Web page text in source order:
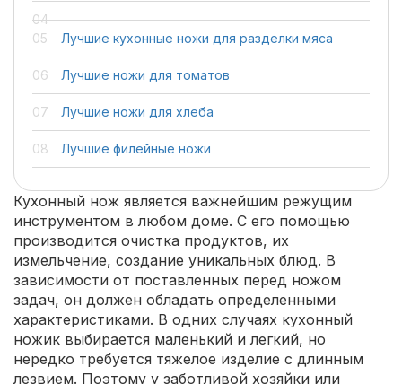
Лучшие кухонные ножи для разделки мяса
Лучшие ножи для томатов
Лучшие ножи для хлеба
Лучшие филейные ножи
Кухонный нож является важнейшим режущим
инструментом в любом доме. С его помощью
производится очистка продуктов, их
измельчение, создание уникальных блюд. В
зависимости от поставленных перед ножом
задач, он должен обладать определенными
характеристиками. В одних случаях кухонный
ножик выбирается маленький и легкий, но
нередко требуется тяжелое изделие с длинным
лезвием. Поэтому у заботливой хозяйки или